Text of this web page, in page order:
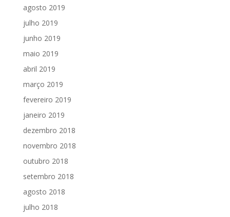
agosto 2019
julho 2019
junho 2019
maio 2019
abril 2019
março 2019
fevereiro 2019
janeiro 2019
dezembro 2018
novembro 2018
outubro 2018
setembro 2018
agosto 2018
julho 2018